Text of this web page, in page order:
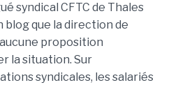
syndical CFTC de Thales
blog que la direction de
proposition
la situation. Sur
syndicales, les salariés